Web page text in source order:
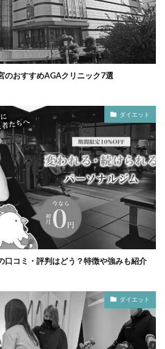
のおすすめAGAクリニック7選
ダイエット
口コミ・評判はどう？特徴や強みも紹介
ダイエット